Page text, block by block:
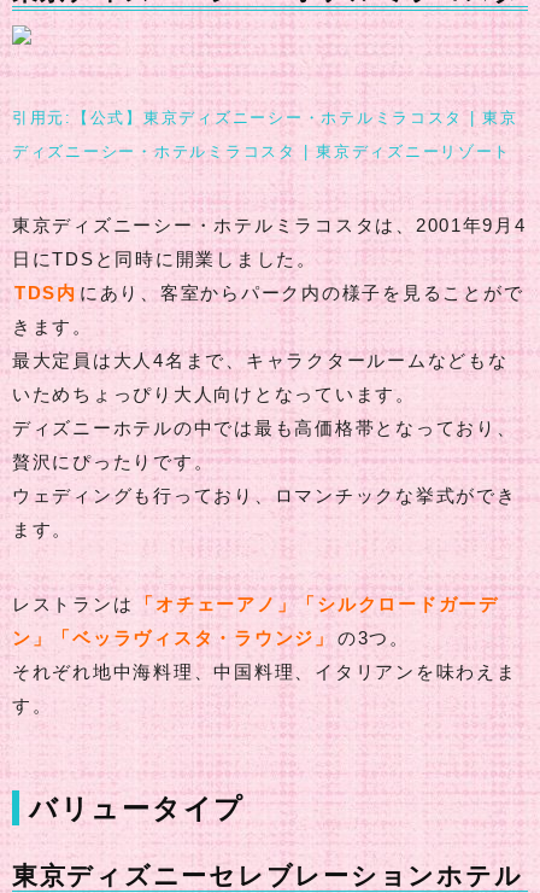
引用元:【公式】東京ディズニーシー・ホテルミラコスタ | 東京
ディズニーシー・ホテルミラコスタ | 東京ディズニーリゾート
東京ディズニーシー・ホテルミラコスタは、2001年9月4
日にTDSと同時に開業しました。
TDS内 にあり、客室からパーク内の様子を見ることがで
きます。
最大定員は大人4名まで、キャラクタールームなどもな
いためちょっぴり大人向けとなっています。
ディズニーホテルの中では最も高価格帯となっており、
贅沢にぴったりです。
ウェディングも行っており、ロマンチックな挙式ができ
ます。
レストランは
「オチェーアノ」「シルクロードガーデ
ン」「ベッラヴィスタ・ラウンジ」 の3つ。
それぞれ地中海料理、中国料理、イタリアンを味わえま
す。
バリュータイプ
東京ディズニーセレブレーションホテル